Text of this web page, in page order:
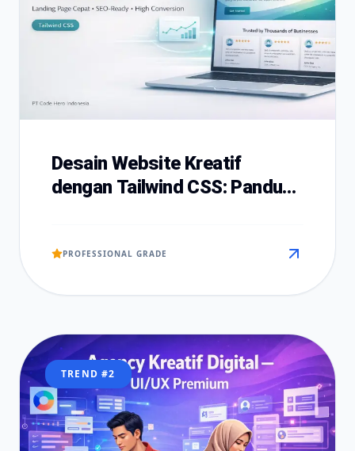
Desain Website Kreatif
dengan Tailwind CSS: Panduan
PROFESSIONAL GRADE
TREND #2